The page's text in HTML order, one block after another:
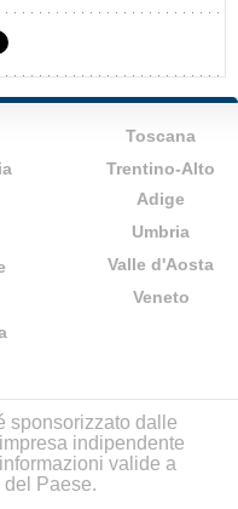
Toscana
Trentino-Alto
Adige
Umbria
Valle d'Aosta
Veneto
sponsorizzato dalle
indipendente
valide a
Paese.